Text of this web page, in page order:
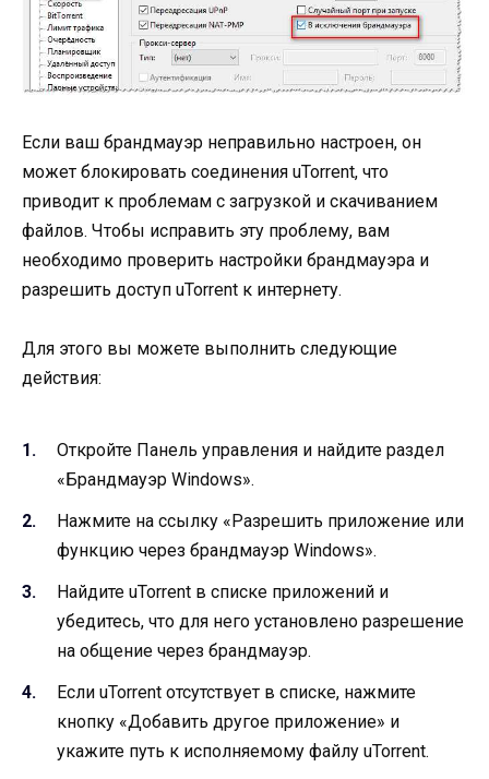
Если ваш брандмауэр неправильно настроен, он
может блокировать соединения uTorrent, что
приводит к проблемам с загрузкой и скачиванием
файлов. Чтобы исправить эту проблему, вам
необходимо проверить настройки брандмауэра и
разрешить доступ uTorrent к интернету.
Для этого вы можете выполнить следующие
действия:
Откройте Панель управления и найдите раздел
«Брандмауэр Windows».
Нажмите на ссылку «Разрешить приложение или
функцию через брандмауэр Windows».
Найдите uTorrent в списке приложений и
убедитесь, что для него установлено разрешение
на общение через брандмауэр.
Если uTorrent отсутствует в списке, нажмите
кнопку «Добавить другое приложение» и
укажите путь к исполняемому файлу uTorrent.